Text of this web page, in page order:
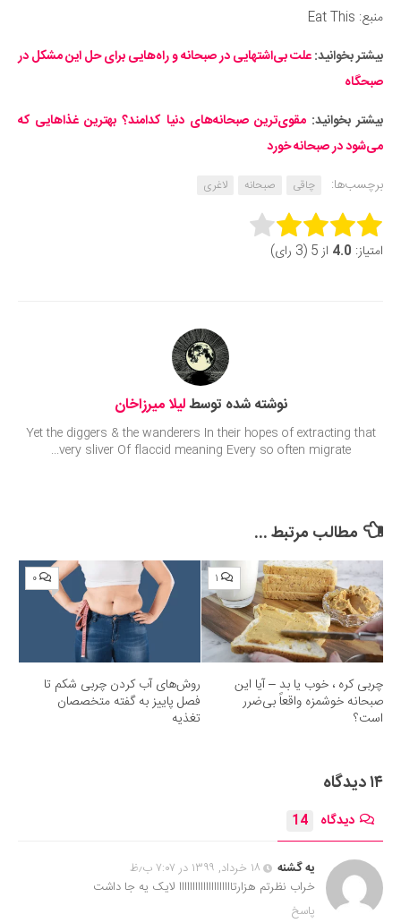
منبع: Eat This
بیشتر بخوانید:علت بی‌اشتهایی در صبحانه و راه‌هایی برای حل این مشکل در
صبحگاه
بیشتر بخوانید:مقوی‌ترین صبحانه‌های دنیا کدامند؟ بهترین غذاهایی که
می‌شود در صبحانه خورد
برچسب‌ها:
چاقی صبحانه لاغری
Rate this item:
امتیاز: 4.0 از 5 (3 رای)
نوشته شده توسطلیلا میرزاخان
Yet the diggers & the wanderers In their hopes of extracting that
very sliver Of flaccid meaning Every so often migrate...
مطالب مرتبط ...
۱
چربی کره ، خوب یا بد – آیا این
صبحانه خوشمزه واقعاً بی‌ضرر
است؟
۰
روش‌های آب کردن چربی شکم تا
فصل پاییز به گفته متخصصان
تغذیه
۱۴ دیدگاه
دیدگاه 14
یه گشنه
۱۸ خرداد, ۱۳۹۹ در ۷:۰۷ ب٫ظ
خراب نظرتم هزارتاااااااااااااااااااا لایک یه جا داشت
پاسخ